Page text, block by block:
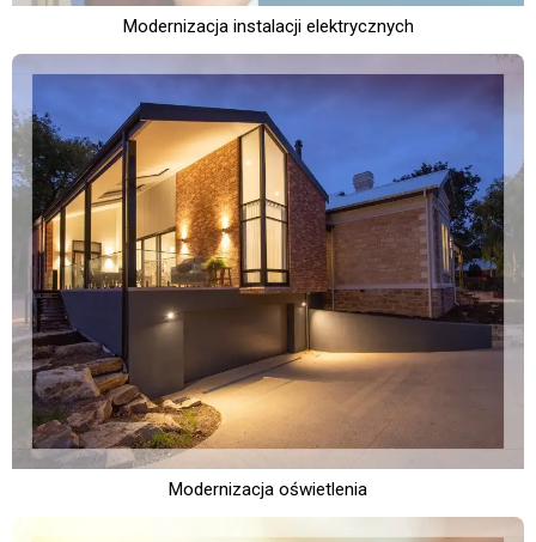
Modernizacja instalacji elektrycznych
Modernizacja oświetlenia